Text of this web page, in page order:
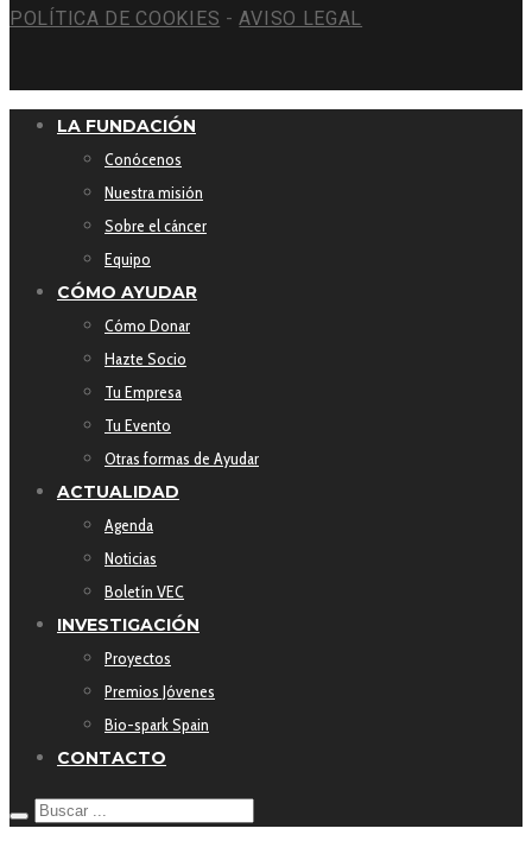
POLÍTICA DE COOKIES -AVISO LEGAL
LA FUNDACIÓN
Conócenos
Nuestra misión
Sobre el cáncer
Equipo
CÓMO AYUDAR
Cómo Donar
Hazte Socio
Tu Empresa
Tu Evento
Otras formas de Ayudar
ACTUALIDAD
Agenda
Noticias
Boletín VEC
INVESTIGACIÓN
Proyectos
Premios Jóvenes
Bio-spark Spain
CONTACTO